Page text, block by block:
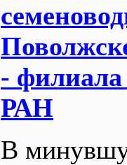
-
РАН
В